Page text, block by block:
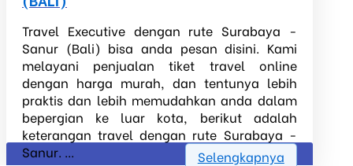
Travel Executive dengan rute Surabaya -
Sanur (Bali) bisa anda pesan disini. Kami
melayani penjualan tiket travel online
dengan harga murah, dan tentunya lebih
praktis dan lebih memudahkan anda dalam
bepergian ke luar kota, berikut adalah
keterangan travel dengan rute Surabaya -
Sanur. ...
Selengkapnya